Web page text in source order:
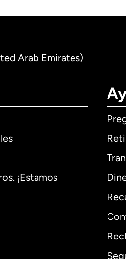
Arab Emirates)
¡Estamos